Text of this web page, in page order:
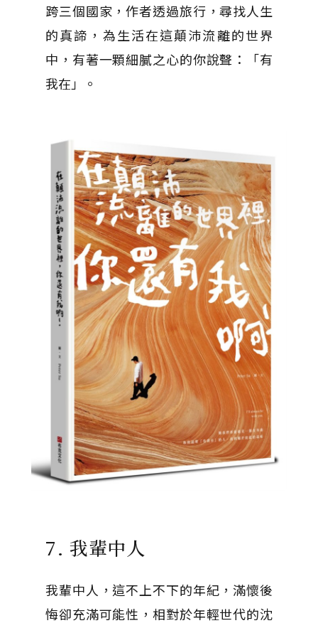
跨三個國家，作者透過旅行，尋找人生
的真諦，為生活在這顛沛流離的世界
中，有著一顆細膩之心的你說聲：「有
我在」。
7. 我輩中人
我輩中人，這不上不下的年紀，滿懷後
悔卻充滿可能性，相對於年輕世代的沈